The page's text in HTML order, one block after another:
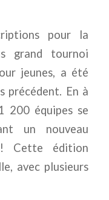
pour la
grand tournoi
jeunes, a été
précédent. En à
200 équipes se
un nouveau
Cette édition
avec plusieurs